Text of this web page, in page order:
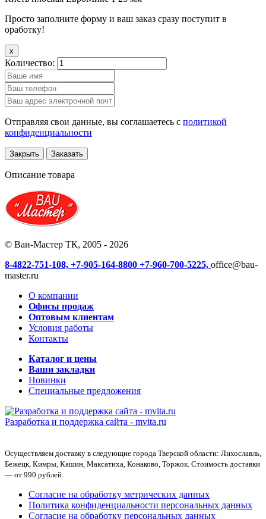
Просто заполните форму и ваш заказ сразу поступит в
оработку!
x
Количество:
Отправляя свои данные, вы соглашаетесь с политикой
конфиденциальности
Закрыть Заказать
Описание товара
© Ваи-Мастер ТК, 2005 - 2026
8-4822-751-108, +7-905-164-8800 +7-960-700-5225, office@bau-
master.ru
О компании
Офисы продаж
Оптовым клиентам
Условия работы
Контакты
Каталог и цены
Ваши закладки
Новинки
Специальные предложения
Разработка и поддержка сайта - mvita.ru
Осуществляем доставку в следующие города Тверской области: Лихославль,
Бежецк, Кимры, Кашин, Максатиха, Конаково, Торжок. Стоимость доставки
— от 990 рублей.
Согласие на обработку метрических данных
Политика конфиденциальности персональных данных
Согласие на обработку персональных данных